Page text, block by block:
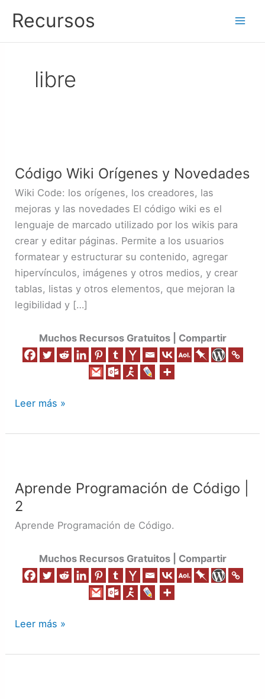
contenido
Recursos
libre
Código Wiki Orígenes y Novedades
Wiki Code: los orígenes, los creadores, las
mejoras y las novedades El código wiki es el
lenguaje de marcado utilizado por los wikis para
crear y editar páginas. Permite a los usuarios
formatear y estructurar su contenido, agregar
hipervínculos, imágenes y otros medios, y crear
tablas, listas y otros elementos, que mejoran la
legibilidad y […]
Muchos Recursos Gratuitos | Compartir
Orígenes
y
Novedades
Leer más »
Aprende Programación de Código |
2
Aprende Programación de Código.
Muchos Recursos Gratuitos | Compartir
de
Código
|
Leer más »